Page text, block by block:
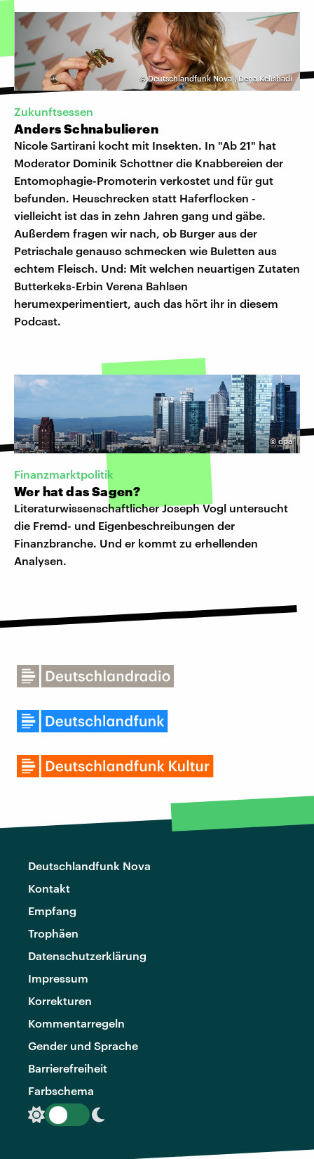
©Deutschlandfunk Nova | Dena Kelishadi
Zukunftsessen
Anders Schnabulieren
Nicole Sartirani kocht mit Insekten. In "Ab 21" hat
Moderator Dominik Schottner die Knabbereien der
Entomophagie-Promoterin verkostet und für gut
befunden. Heuschrecken statt Haferflocken -
vielleicht ist das in zehn Jahren gang und gäbe.
Außerdem fragen wir nach, ob Burger aus der
Petrischale genauso schmecken wie Buletten aus
echtem Fleisch. Und: Mit welchen neuartigen Zutaten
Butterkeks-Erbin Verena Bahlsen
herumexperimentiert, auch das hört ihr in diesem
Podcast.
©dpa
Finanzmarktpolitik
Wer hat das Sagen?
Literaturwissenschaftlicher Joseph Vogl untersucht
die Fremd- und Eigenbeschreibungen der
Finanzbranche. Und er kommt zu erhellenden
Analysen.
Deutschlandfunk Nova
Kontakt
Empfang
Trophäen
Datenschutzerklärung
Impressum
Korrekturen
Kommentarregeln
Gender und Sprache
Barrierefreiheit
Farbschema